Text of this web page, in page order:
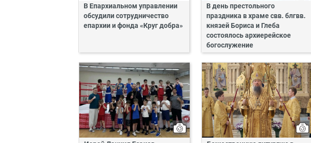
В Епархиальном управлении
обсудили сотрудничество
епархии и фонда «Круг добра»
В день престольного
праздника в храме свв. блгвв.
князей Бориса и Глеба
состоялось архиерейское
богослужение